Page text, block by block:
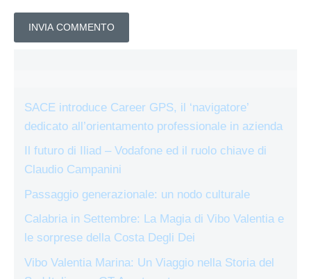
SACE introduce Career GPS, il ‘navigatore’
dedicato all’orientamento professionale in azienda
Il futuro di Iliad – Vodafone ed il ruolo chiave di
Claudio Campanini
Passaggio generazionale: un nodo culturale
Calabria in Settembre: La Magia di Vibo Valentia e
le sorprese della Costa Degli Dei
Vibo Valentia Marina: Un Viaggio nella Storia del